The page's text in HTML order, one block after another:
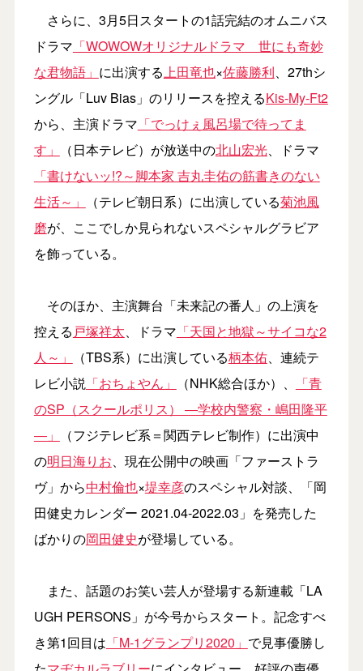
さらに、3月5日スタートの1話完結のオムニバス
ドラマ 「WOWOWオリジナルドラマ 世にも奇妙
な君物語」 に出演する上田竜也×佐藤勝利、27thシ
ングル「Luv Bias」のリリースを控えるKis-My-Ft2
から、主演ドラマ 「でっけぇ風呂場で待ってま
す」
（日本テレビ）が放送中の北山宏光、ドラマ
「書けないッ!?～脚本家 吉丸圭佑の筋書きのない
生活～」
（テレビ朝日系）に出演している菊池風
磨が、ここでしか見られないスペシャルグラビア
を飾っている。
そのほか、主演舞台「未来記の番人」の上演を
控える 戸塚祥太、ドラマ 「天国と地獄～サイコな2
人～」
（TBS系）に出演している柄本佑、連続テ
レビ小説「おちょやん」 （NHK総合ほか）、
「青
のSP（スクールポリス） ―学校内警察・嶋田隆平
―」
（フジテレビ系＝関西テレビ制作）に出演中
の明日海りお、現在公開中の映画「ファーストラ
ヴ」から中村倫也×堤幸彦のスペシャル対談、「岡
田健史カレンダー 2021.04‐2022.03」を発売した
ばかりの岡田健史が登場している。
また、話題のお笑い芸人が登場する新連載「LA
UGH PERSONS」が今号からスタート。記念すべ
き第1回目は 「M-1グランプリ2020」 で見事優勝し